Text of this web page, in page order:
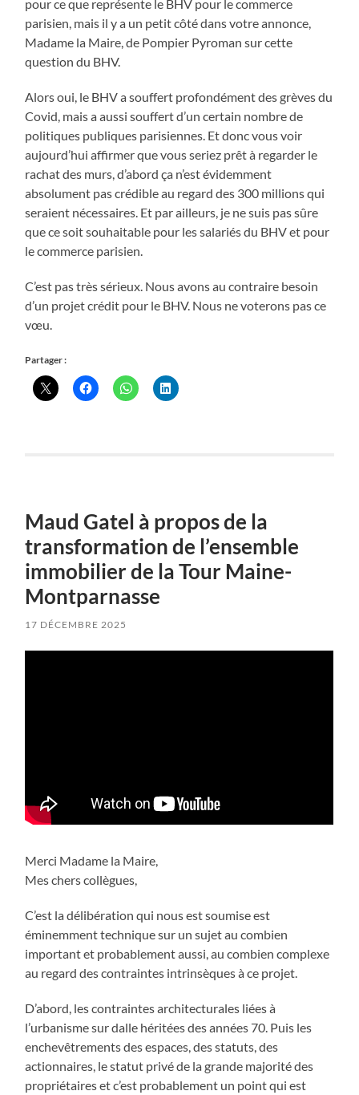
pour ce que représente le BHV pour le commerce
parisien, mais il y a un petit côté dans votre annonce,
Madame la Maire, de Pompier Pyroman sur cette
question du BHV.
Alors oui, le BHV a souffert profondément des grèves du
Covid, mais a aussi souffert d’un certain nombre de
politiques publiques parisiennes. Et donc vous voir
aujourd’hui affirmer que vous seriez prêt à regarder le
rachat des murs, d’abord ça n’est évidemment
absolument pas crédible au regard des 300 millions qui
seraient nécessaires. Et par ailleurs, je ne suis pas sûre
que ce soit souhaitable pour les salariés du BHV et pour
le commerce parisien.
C’est pas très sérieux. Nous avons au contraire besoin
d’un projet crédit pour le BHV. Nous ne voterons pas ce
vœu.
Partager :
Maud Gatel à propos de la
transformation de l’ensemble
immobilier de la Tour Maine-
Montparnasse
17 DÉCEMBRE 2025
Merci Madame la Maire,
Mes chers collègues,
C’est la délibération qui nous est soumise est
éminemment technique sur un sujet au combien
important et probablement aussi, au combien complexe
au regard des contraintes intrinsèques à ce projet.
D’abord, les contraintes architecturales liées à
l’urbanisme sur dalle héritées des années 70. Puis les
enchevêtrements des espaces, des statuts, des
actionnaires, le statut privé de la grande majorité des
propriétaires et c’est probablement un point qui est